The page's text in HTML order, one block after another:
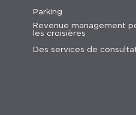
Parking
Revenue management
les croisières
Des services de